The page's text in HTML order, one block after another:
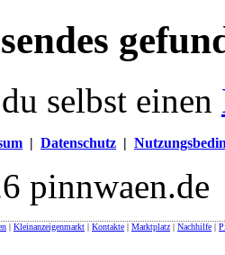
selbst einen
| Datenschutz |
pinnwaen.de
| Kleinanzeigenmarkt | Kontakte | Marktplatz | Nachhilfe |